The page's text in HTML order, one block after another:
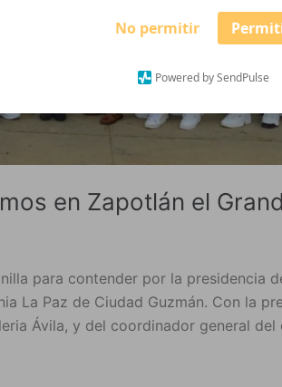
No permitir
Powered by SendPulse
en Zapotlán el
para contender por la presidencia
La Paz de Ciudad Guzmán. Con la
Ávila, y del coordinador general del